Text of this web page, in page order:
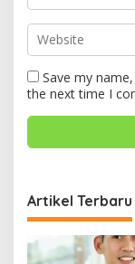
Save my
the next time I
Artikel Terbaru